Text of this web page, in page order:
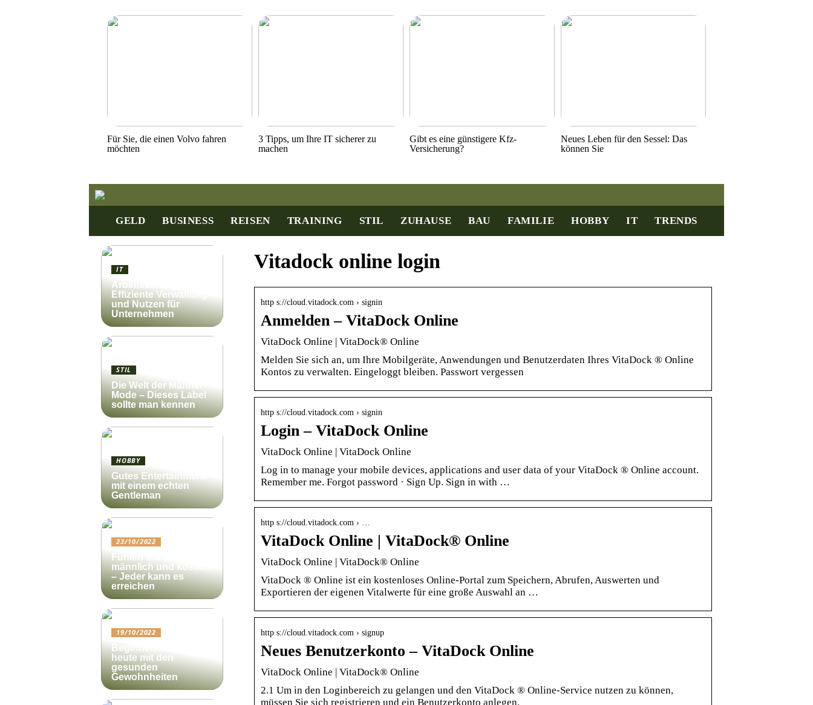
Für Sie, die einen Volvo fahren
möchten
3 Tipps, um Ihre IT sicherer zu
machen
Gibt es eine günstigere Kfz-
Versicherung?
Neues Leben für den Sessel: Das
können Sie
GELD BUSINESS REISEN TRAINING STIL ZUHAUSE BAU FAMILIE HOBBY IT TRENDS
Vitadock online login
http s://cloud.vitadock.com › signin
Anmelden – VitaDock Online
VitaDock Online | VitaDock® Online
Melden Sie sich an, um Ihre Mobilgeräte, Anwendungen und Benutzerdaten Ihres VitaDock ® Online
Kontos zu verwalten. Eingeloggt bleiben. Passwort vergessen
http s://cloud.vitadock.com › signin
Login – VitaDock Online
VitaDock Online | VitaDock Online
Log in to manage your mobile devices, applications and user data of your VitaDock ® Online account.
Remember me. Forgot password · Sign Up. Sign in with …
http s://cloud.vitadock.com › …
VitaDock Online | VitaDock® Online
VitaDock Online | VitaDock® Online
VitaDock ® Online ist ein kostenloses Online-Portal zum Speichern, Abrufen, Auswerten und
Exportieren der eigenen Vitalwerte für eine große Auswahl an …
http s://cloud.vitadock.com › signup
Neues Benutzerkonto – VitaDock Online
VitaDock Online | VitaDock® Online
2.1 Um in den Loginbereich zu gelangen und den VitaDock ® Online-Service nutzen zu können,
müssen Sie sich registrieren und ein Benutzerkonto anlegen.
IT
Arbeitsauftrag:
Effiziente Verwaltung
und Nutzen für
Unternehmen
STIL
Die Welt der Männer-
Mode – Dieses Label
sollte man kennen
HOBBY
Gutes Entertainment
mit einem echten
Gentleman
23/10/2022
Fühlen Sie sich
männlich und köstlich
– Jeder kann es
erreichen
19/10/2022
Beginnen Sie noch
heute mit den
gesunden
Gewohnheiten